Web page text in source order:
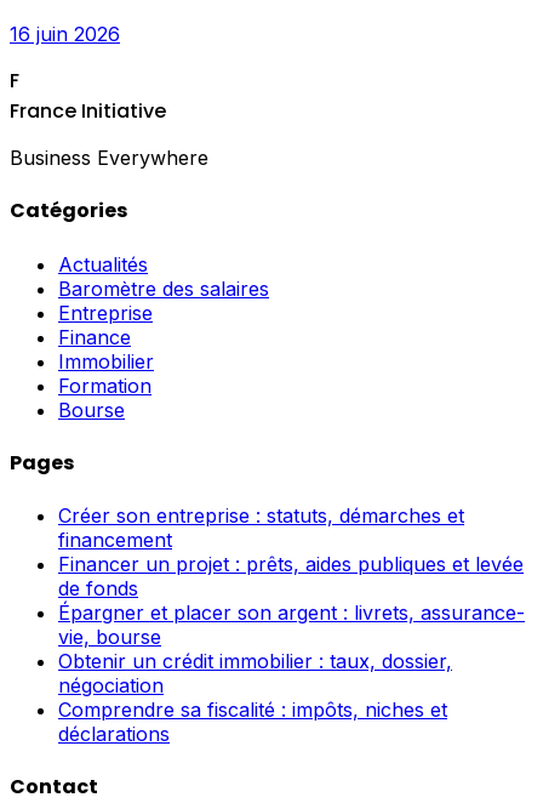
16 juin 2026
F
France Initiative
Business Everywhere
Catégories
Actualités
Baromètre des salaires
Entreprise
Finance
Immobilier
Formation
Bourse
Pages
Créer son entreprise : statuts, démarches et
financement
Financer un projet : prêts, aides publiques et levée
de fonds
Épargner et placer son argent : livrets, assurance-
vie, bourse
Obtenir un crédit immobilier : taux, dossier,
négociation
Comprendre sa fiscalité : impôts, niches et
déclarations
Contact